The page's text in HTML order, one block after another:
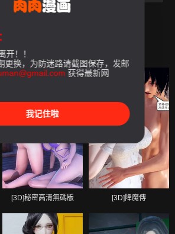
[3D]秘密高清無碼版 [3D]降魔傳
开！！
更换，为防迷路请截图保存，发邮
获得最新网
我记住啦